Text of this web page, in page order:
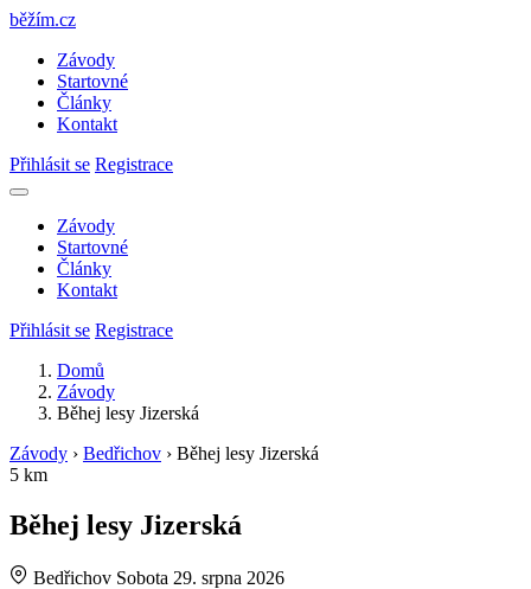
běžím.cz
Závody
Startovné
Články
Kontakt
Přihlásit se Registrace
Závody
Startovné
Články
Kontakt
Přihlásit se Registrace
Domů
Závody
Běhej lesy Jizerská
Závody › Bedřichov › Běhej lesy Jizerská
5 km
Běhej lesy Jizerská
Bedřichov Sobota 29. srpna 2026